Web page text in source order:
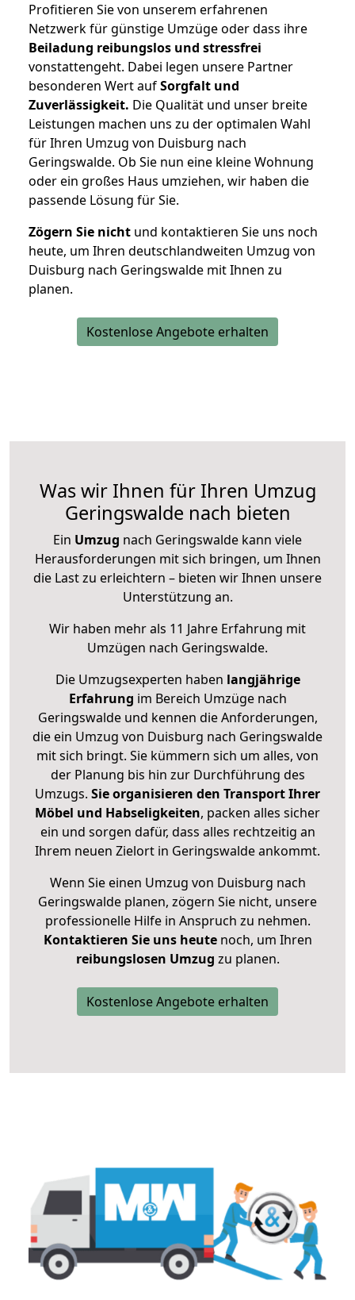
Profitieren Sie von unserem erfahrenen
Netzwerk für günstige Umzüge oder dass ihre
Beiladung reibungslos und stressfrei
vonstattengeht. Dabei legen unsere Partner
besonderen Wert aufSorgfalt und
Zuverlässigkeit. Die Qualität und unser breite
Leistungen machen uns zu der optimalen Wahl
für Ihren Umzug von Duisburg nach
Geringswalde. Ob Sie nun eine kleine Wohnung
oder ein großes Haus umziehen, wir haben die
passende Lösung für Sie.
Zögern Sie nicht und kontaktieren Sie uns noch
heute, um Ihren deutschlandweiten Umzug von
Duisburg nach Geringswalde mit Ihnen zu
planen.
Kostenlose Angebote erhalten
Was wir Ihnen für Ihren Umzug
Geringswalde nach bieten
Ein Umzug nach Geringswalde kann viele
Herausforderungen mit sich bringen, um Ihnen
die Last zu erleichtern – bieten wir Ihnen unsere
Unterstützung an.
Wir haben mehr als 11 Jahre Erfahrung mit
Umzügen nach Geringswalde.
Die Umzugsexperten haben langjährige
Erfahrung im Bereich Umzüge nach
Geringswalde und kennen die Anforderungen,
die ein Umzug von Duisburg nach Geringswalde
mit sich bringt. Sie kümmern sich um alles, von
der Planung bis hin zur Durchführung des
Umzugs. Sie organisieren den Transport Ihrer
Möbel und Habseligkeiten, packen alles sicher
ein und sorgen dafür, dass alles rechtzeitig an
Ihrem neuen Zielort in Geringswalde ankommt.
Wenn Sie einen Umzug von Duisburg nach
Geringswalde planen, zögern Sie nicht, unsere
professionelle Hilfe in Anspruch zu nehmen.
Kontaktieren Sie uns heutenoch, um Ihren
reibungslosen Umzug zu planen.
Kostenlose Angebote erhalten